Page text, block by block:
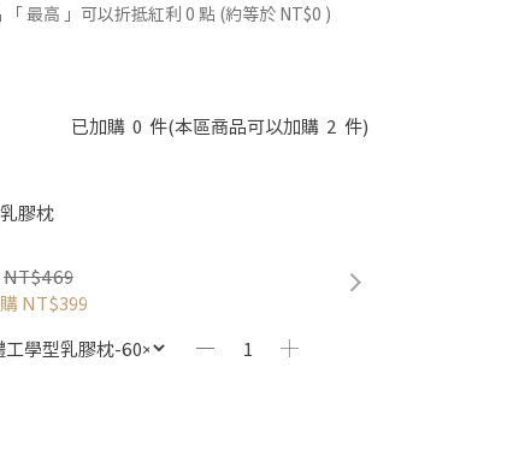
「 最高 」可以折抵紅利0 點 (約等於 NT$0 )
已加購 0 件(本區商品可以加購 2 件)
膠枕
NT$469
NT$399